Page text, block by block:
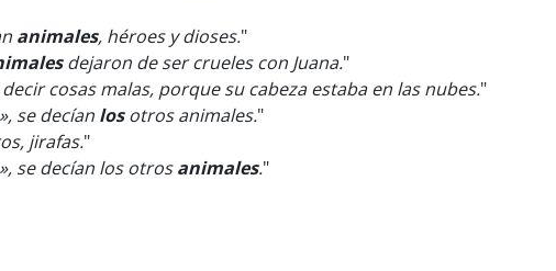
animales, héroes y dioses."
dejaron de ser crueles con Juana."
cosas malas, porque su cabeza estaba en las nubes."
se decían losotros animales."
jirafas."
se decían los otrosanimales."